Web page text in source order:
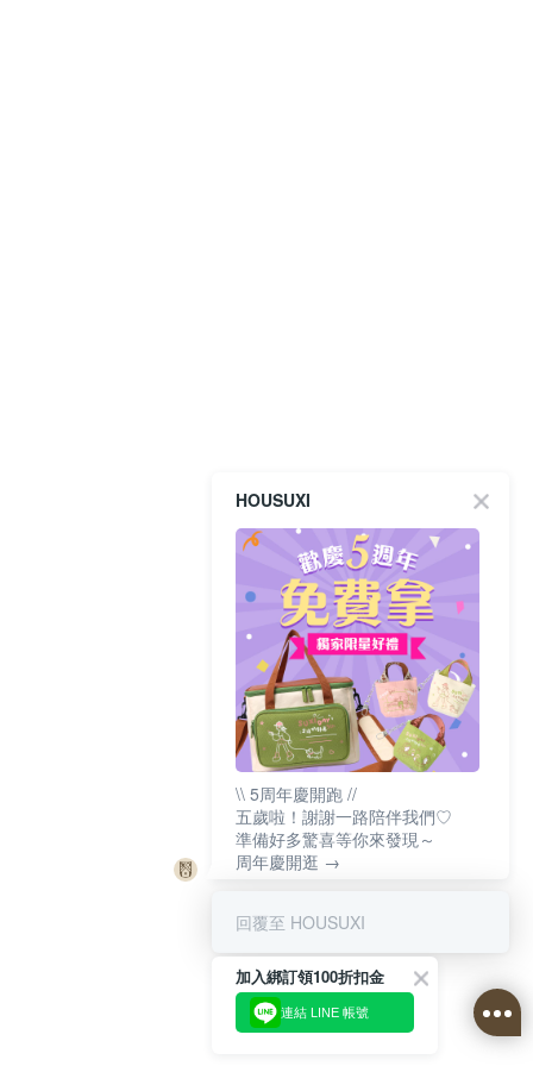
HOUSUXI
\\ 5周年慶開跑 //
五歲啦！謝謝一路陪伴我們♡
準備好多驚喜等你來發現～
周年慶開逛 →
回覆至 HOUSUXI
加入綁訂領100折扣金
連結 LINE 帳號